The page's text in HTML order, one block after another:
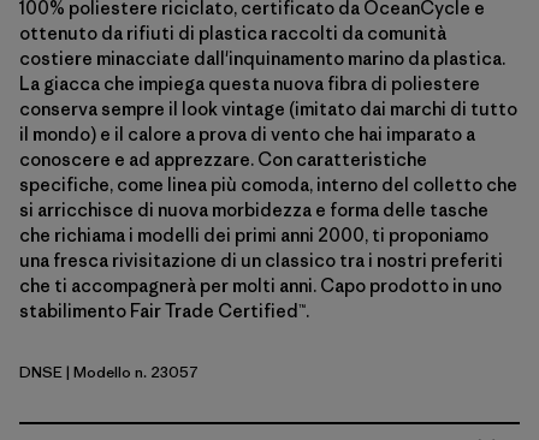
100% poliestere riciclato, certificato da OceanCycle e
ottenuto da rifiuti di plastica raccolti da comunità
costiere minacciate dall'inquinamento marino da plastica.
La giacca che impiega questa nuova fibra di poliestere
conserva sempre il look vintage (imitato dai marchi di tutto
il mondo) e il calore a prova di vento che hai imparato a
conoscere e ad apprezzare. Con caratteristiche
specifiche, come linea più comoda, interno del colletto che
si arricchisce di nuova morbidezza e forma delle tasche
che richiama i modelli dei primi anni 2000, ti proponiamo
una fresca rivisitazione di un classico tra i nostri preferiti
che ti accompagnerà per molti anni. Capo prodotto in uno
stabilimento Fair Trade Certified™.
Dark Natural w/Shore Blue
DNSE| Modello n. 23057